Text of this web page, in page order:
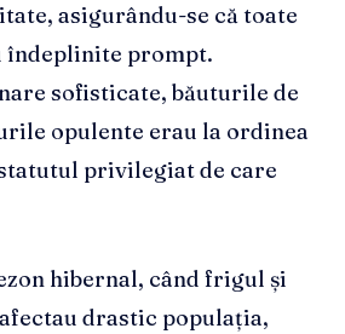
asigurându-se că toate
îndeplinite prompt.
sofisticate, băuturile de
opulente erau la ordinea
privilegiat de care
hibernal, când frigul și
drastic populația,